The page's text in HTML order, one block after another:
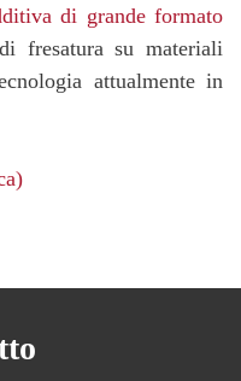
di grande formato
fresatura su materiali
attualmente in